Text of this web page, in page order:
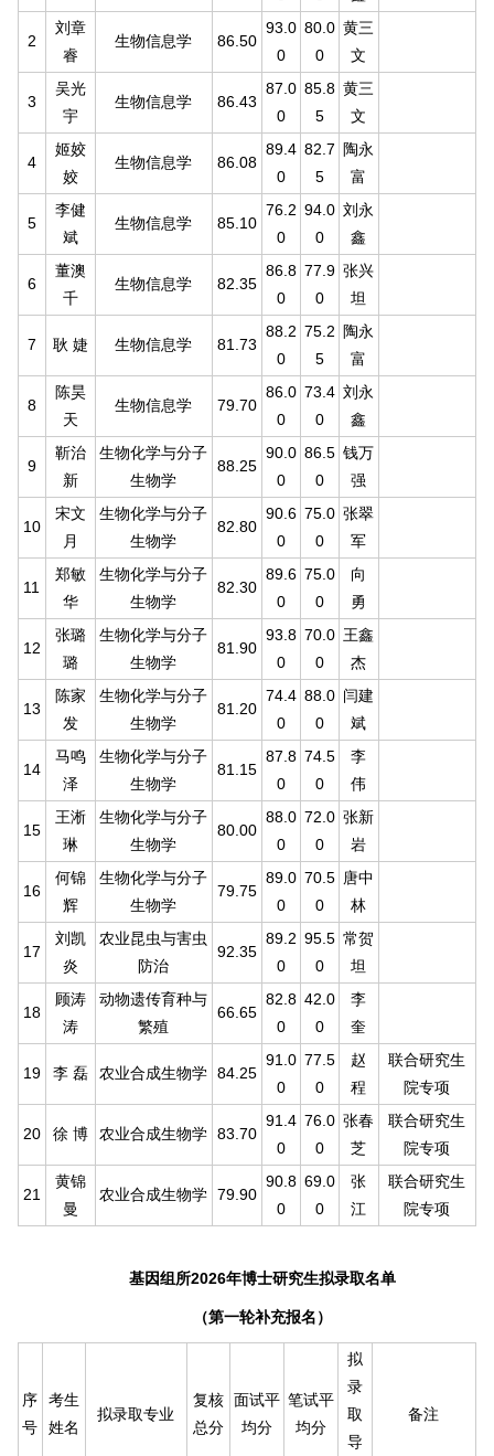
2
刘章
睿
生物信息学 86.50
93.0
0
80.0
0
黄三
文
3
吴光
宇
生物信息学 86.43
87.0
0
85.8
5
黄三
文
4
姬姣
姣
生物信息学 86.08
89.4
0
82.7
5
陶永
富
5
李健
斌
生物信息学 85.10
76.2
0
94.0
0
刘永
鑫
6
董澳
千
生物信息学 82.35
86.8
0
77.9
0
张兴
坦
7 耿 婕 生物信息学 81.73
88.2
0
75.2
5
陶永
富
8
陈昊
天
生物信息学 79.70
86.0
0
73.4
0
刘永
鑫
9
靳治
新
生物化学与分子
生物学
88.25
90.0
0
86.5
0
钱万
强
10
宋文
月
生物化学与分子
生物学
82.80
90.6
0
75.0
0
张翠
军
11
郑敏
华
生物化学与分子
生物学
82.30
89.6
0
75.0
0
向
勇
12
张璐
璐
生物化学与分子
生物学
81.90
93.8
0
70.0
0
王鑫
杰
13
陈家
发
生物化学与分子
生物学
81.20
74.4
0
88.0
0
闫建
斌
14
马鸣
泽
生物化学与分子
生物学
81.15
87.8
0
74.5
0
李
伟
15
王淅
琳
生物化学与分子
生物学
80.00
88.0
0
72.0
0
张新
岩
16
何锦
辉
生物化学与分子
生物学
79.75
89.0
0
70.5
0
唐中
林
17
刘凯
炎
农业昆虫与害虫
防治
92.35
89.2
0
95.5
0
常贺
坦
18
顾涛
涛
动物遗传育种与
繁殖
66.65
82.8
0
42.0
0
李
奎
19 李 磊 农业合成生物学 84.25
91.0
0
77.5
0
赵
程
联合研究生
院专项
20 徐 博 农业合成生物学 83.70
91.4
0
76.0
0
张春
芝
联合研究生
院专项
21
黄锦
曼
农业合成生物学 79.90
90.8
0
69.0
0
张
江
联合研究生
院专项
基因组所2026年博士研究生拟录取名单
（第一轮补充报名）
序
号
考生
姓名
拟录取专业
复核
总分
面试平
均分
笔试平
均分
拟
录
取
导
备注